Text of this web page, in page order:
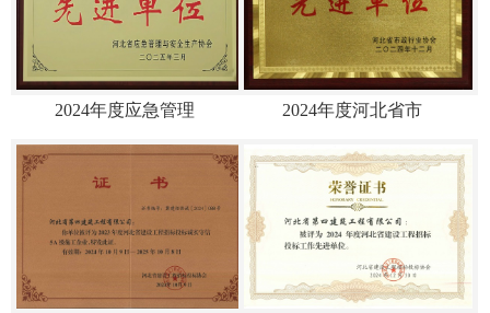
2024年度应急管理 2024年度河北省市